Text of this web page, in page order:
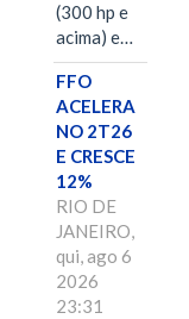
(300 hp e
acima) e…
FFO
ACELERA
NO 2T26
E CRESCE
12%
RIO DE
JANEIRO,
qui, ago 6
2026
23:31